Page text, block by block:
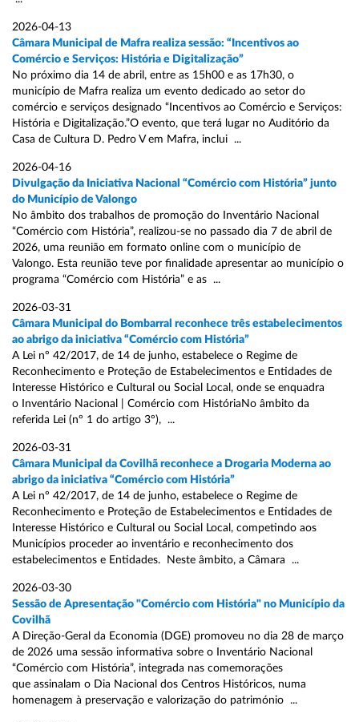
2026-04-13
Câmara Municipal de Mafra realiza sessão: “Incentivos ao
Comércio e Serviços: História e Digitalização”
No próximo dia 14 de abril, entre as 15h00 e as 17h30, o
município de Mafra realiza um evento dedicado ao setor do
comércio e serviços designado “Incentivos ao Comércio e Serviços:
História e Digitalização.”O evento, que terá lugar no Auditório da
Casa de Cultura D. Pedro V em Mafra, inclui ...
2026-04-16
Divulgação da Iniciativa Nacional “Comércio com História” junto
do Município de Valongo
No âmbito dos trabalhos de promoção do Inventário Nacional
“Comércio com História”, realizou-se no passado dia 7 de abril de
2026, uma reunião em formato online com o município de
Valongo. Esta reunião teve por finalidade apresentar ao município o
programa “Comércio com História” e as ...
2026-03-31
Câmara Municipal do Bombarral reconhece três estabelecimentos
ao abrigo da iniciativa “Comércio com História”
A Lei nº 42/2017, de 14 de junho, estabelece o Regime de
Reconhecimento e Proteção de Estabelecimentos e Entidades de
Interesse Histórico e Cultural ou Social Local, onde se enquadra
o Inventário Nacional | Comércio com HistóriaNo âmbito da
referida Lei (nº 1 do artigo 3º), ...
2026-03-31
Câmara Municipal da Covilhã reconhece a Drogaria Moderna ao
abrigo da iniciativa “Comércio com História”
A Lei nº 42/2017, de 14 de junho, estabelece o Regime de
Reconhecimento e Proteção de Estabelecimentos e Entidades de
Interesse Histórico e Cultural ou Social Local, competindo aos
Municípios proceder ao inventário e reconhecimento dos
estabelecimentos e Entidades. Neste âmbito, a Câmara ...
2026-03-30
Sessão de Apresentação "Comércio com História" no Município da
Covilhã
A Direção-Geral da Economia (DGE) promoveu no dia 28 de março
de 2026 uma sessão informativa sobre o Inventário Nacional
“Comércio com História”, integrada nas comemorações
que assinalam o Dia Nacional dos Centros Históricos, numa
homenagem à preservação e valorização do património ...